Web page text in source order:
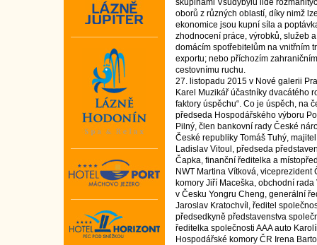
oborů z různých oblastí, díky nimž
ekonomice jsou kupní síla a
zhodnocení práce, výrobků, služeb
domácím spotřebitelům na vnitřním
exportu; nebo příchozím
cestovnímu ruchu.
27. listopadu 2015 v Nové galerii
Karel Muzikář účastníky dvacátého
faktory úspěchu“. Co je úspěch, na
předseda Hospodářského výboru
Pilný, člen bankovní rady České
České republiky Tomáš Tuhý,
Ladislav Vitoul, předseda
Čapka, finanční ředitelka a
NWT Martina Vítková,
komory Jiří Maceška, obchodní
v Česku Yongru Cheng, generální
Jaroslav Kratochvíl, ředitel
předsedkyně představenstva
ředitelka společnosti AAA auto
Hospodářské komory ČR Irena